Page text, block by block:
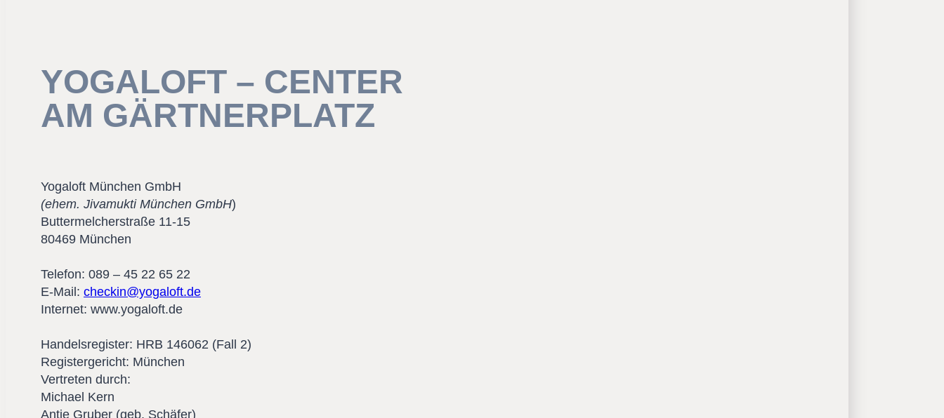
YOGALOFT – CENTER
AM GÄRTNERPLATZ
Yogaloft München GmbH
(ehem. Jivamukti München GmbH)
Buttermelcherstraße 11-15
80469 München
Telefon: 089 – 45 22 65 22
E-Mail: checkin@yogaloft.de
Internet: www.yogaloft.de
Handelsregister: HRB 146062 (Fall 2)
Registergericht: München
Vertreten durch:
Michael Kern
Antje Gruber (geb. Schäfer)